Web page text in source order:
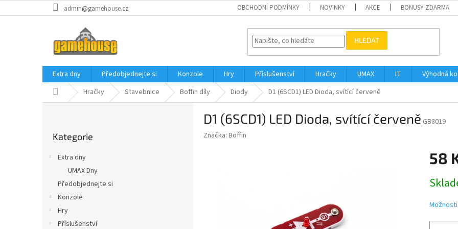
na
admin@gamehouse.cz OBCHODNÍ PODMÍNKY NOVINKY AKCE BONUSY ZDARMA
HLEDAT
Extra dny Předobjednejte si Konzole Hry Příslušenství Hračky UMAX IT Výhodná
Domů Hračky Stavebnice Boffin díly Diody D1 (6SCD1) LED Dioda, svítící červeně
kategorie
Kategorie
Extra dny
UMAX Dny
Předobjednejte si
Konzole
Hry
Příslušenství
D1 (6SCD1) LED Dioda, svítící červeně GB8019
Značka: Boffin
58
cena: